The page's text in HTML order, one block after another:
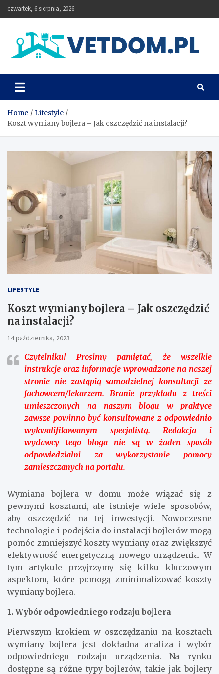
to
czwartek, 6 sierpnia, 2026
Vetdom
Home
Lifestyle
Koszt wymiany bojlera – Jak oszczędzić na instalacji?
LIFESTYLE
Koszt wymiany bojlera – Jak oszczędzić
na instalacji?
14 października, 2023
Czytelniku!Prosimy pamiętać, że wszelkie
instrukcje oraz informacje wprowadzone na naszej
stronie nie zastąpią samodzielnej konsultacji ze
fachowcem/lekarzem. Branie przykładu z treści
umieszczonych na naszym blogu w praktyce
zawsze powinno być konsultowane z odpowiednio
wykwalifikowanym specjalistą. Redakcja i
wydawcy tego bloga nie są w żaden sposób
odpowiedzialni za wykorzystanie pomocy
zamieszczanych na portalu.
Wymiana bojlera w domu może wiązać się z
pewnymi kosztami, ale istnieje wiele sposobów,
aby oszczędzić na tej inwestycji. Nowoczesne
technologie i podejścia do instalacji bojlerów mogą
pomóc zmniejszyć koszty wymiany oraz zwiększyć
efektywność energetyczną nowego urządzenia. W
tym artykule przyjrzymy się kilku kluczowym
aspektom, które pomogą zminimalizować koszty
wymiany bojlera.
1. Wybór odpowiedniego rodzaju bojlera
Pierwszym krokiem w oszczędzaniu na kosztach
wymiany bojlera jest dokładna analiza i wybór
odpowiedniego rodzaju urządzenia. Na rynku
dostępne są różne typy bojlerów, takie jak bojlery